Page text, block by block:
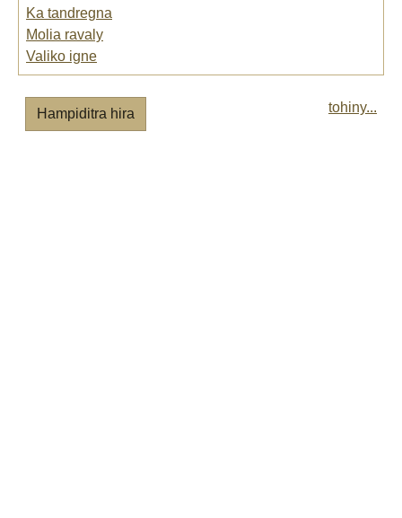
Ka tandregna
Molia ravaly
Valiko igne
Hampiditra hira tohiny...